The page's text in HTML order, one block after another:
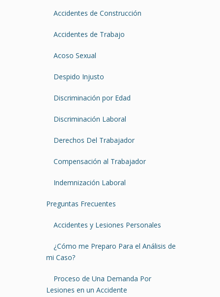
Accidentes de Construcción
Accidentes de Trabajo
Acoso Sexual
Despido Injusto
Discriminación por Edad
Discriminación Laboral
Derechos Del Trabajador
Compensación al Trabajador
Indemnización Laboral
Preguntas Frecuentes
Accidentes y Lesiones Personales
¿Cómo me Preparo Para el Análisis de
mi Caso?
Proceso de Una Demanda Por
Lesiones en un Accidente